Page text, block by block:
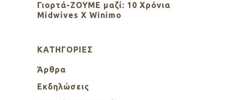
Γιορτά-ΖΟΥΜΕ μαζί: 10 Χρόνια
Midwives X Winimo
KΑΤΗΓΟΡΊΕΣ
Άρθρα
Εκδηλώσεις